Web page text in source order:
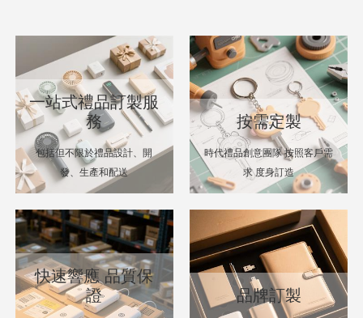
一站式禮品訂製服
務
包括但不限於禮品設計、開
發、生產和配送
按需定製
時代禮品創意團隊 按照客戶需
求 度身訂造
快速響應 品質保
證
品牌訂製